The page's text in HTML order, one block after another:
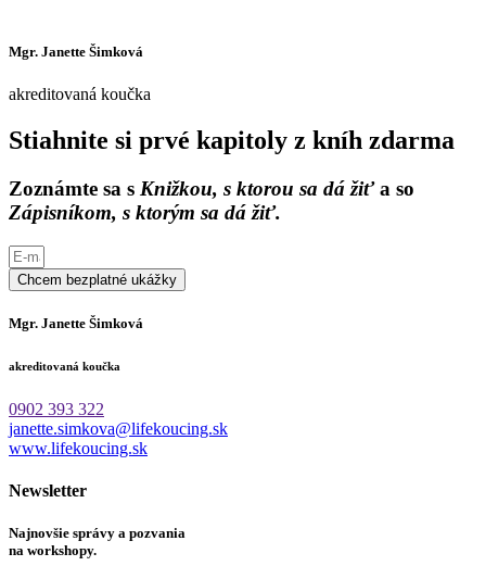
Mgr. Janette Šimková
akreditovaná koučka
Stiahnite si prvé kapitoly z kníh zdarma
Zoznámte sa s Knižkou, s ktorou sa dá žiťa so
Zápisníkom, s ktorým sa dá žiť.
Chcem bezplatné ukážky
Mgr. Janette Šimková
akreditovaná koučka
0902 393 322
janette.simkova@lifekoucing.sk
www.lifekoucing.sk
Newsletter
Najnovšie správy a pozvania
na workshopy.